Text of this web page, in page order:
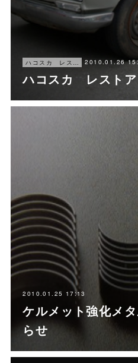
2010.01.26
ハコスカ レストア
2010.01.25 17:13
ケルメット強化メ
らせ